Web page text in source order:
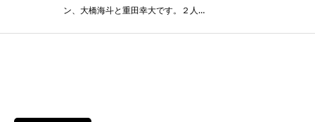
ン、大橋海斗と重田幸大です。２人…